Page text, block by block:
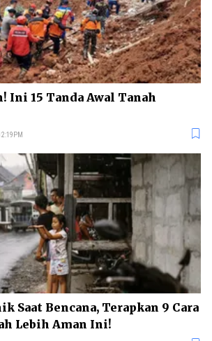
Ini 15 Tanda Awal Tanah
Saat Bencana, Terapkan 9 Cara
Lebih Aman Ini!